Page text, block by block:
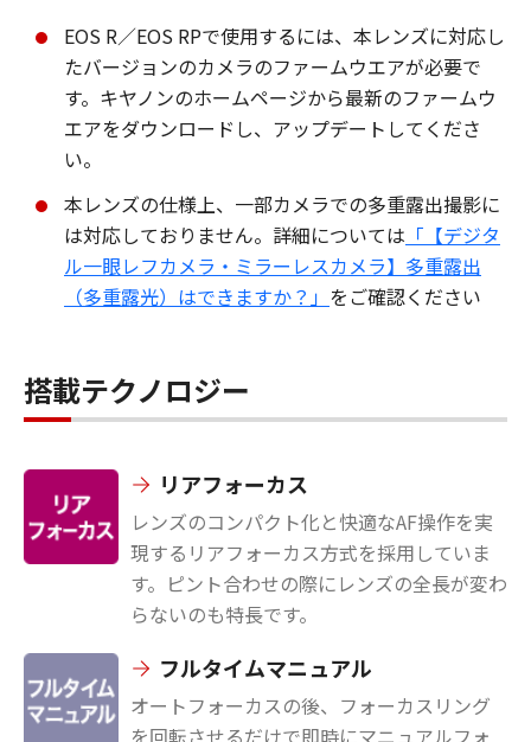
EOS R／EOS RPで使用するには、本レンズに対応し
たバージョンのカメラのファームウエアが必要で
す。キヤノンのホームページから最新のファームウ
エアをダウンロードし、アップデートしてくださ
い。
本レンズの仕様上、一部カメラでの多重露出撮影に
は対応しておりません。詳細については 「【デジタ
ル一眼レフカメラ・ミラーレスカメラ】多重露出
（多重露光）はできますか？」 をご確認ください
搭載テクノロジー
リアフォーカス
レンズのコンパクト化と快適なAF操作を実
現するリアフォーカス方式を採用していま
す。ピント合わせの際にレンズの全長が変わ
らないのも特長です。
フルタイムマニュアル
オートフォーカスの後、フォーカスリング
を回転させるだけで即時にマニュアルフォ